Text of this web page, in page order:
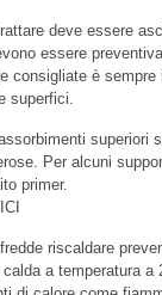
deve essere
essere
consigliate è sempre
superfici.
superiori
Per alcuni
primer.
riscaldare
a temperatura a